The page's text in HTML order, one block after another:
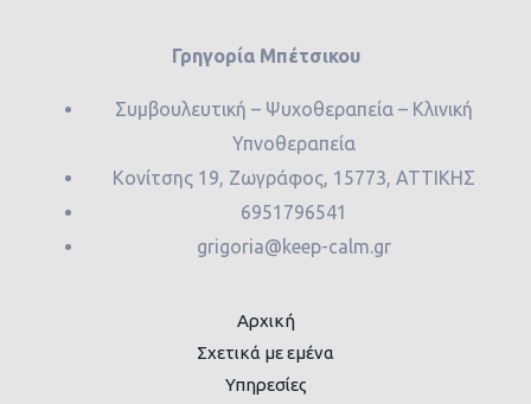
Γρηγορία Μπέτσικου
Συμβουλευτική – Ψυχοθεραπεία – Κλινική
Υπνοθεραπεία
Κονίτσης 19, Ζωγράφος, 15773, ΑΤΤΙΚΗΣ
6951796541
grigoria@keep-calm.gr
Αρχική
Σχετικά με εμένα
Υπηρεσίες